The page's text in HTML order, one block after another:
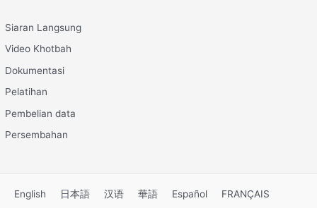
Siaran Langsung
Video Khotbah
Dokumentasi
Pelatihan
Pembelian data
Persembahan
English 日本語 汉语 華語 Español FRANÇAIS